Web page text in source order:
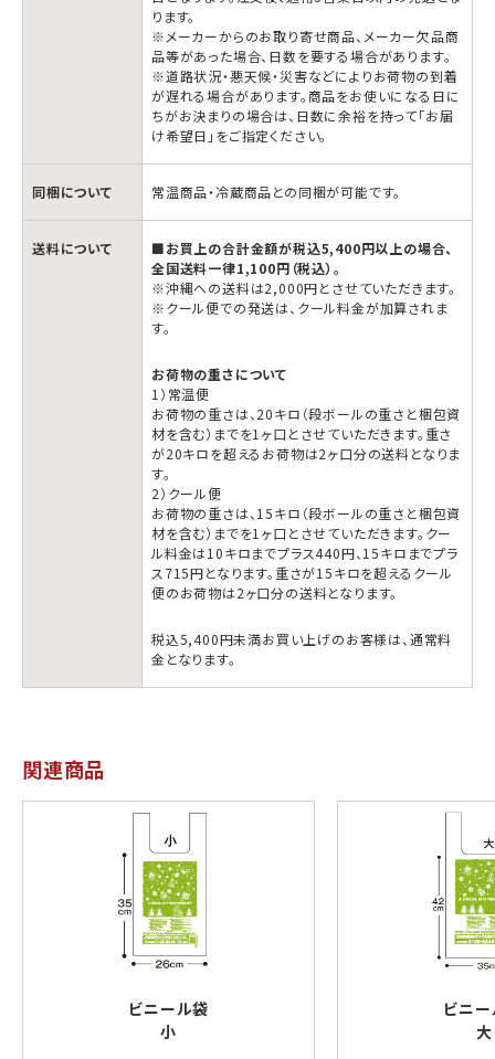
量
を
減
ら
す
量
を
増
や
す
ります。
※メーカーからのお取り寄せ商品、メーカー欠品商
品等があった場合、日数を要する場合があります。
※道路状況・悪天候・災害などによりお荷物の到着
が遅れる場合があります。商品をお使いになる日に
ちがお決まりの場合は、日数に余裕を持って「お届
け希望日」をご指定ください。
同梱について 常温商品・冷蔵商品との同梱が可能です。
送料について
■お買上の合計金額が税込5,400円以上の場合、
全国送料一律1,100円（税込）。
※沖縄への送料は2,000円とさせていただきます。
※クール便での発送は、クール料金が加算されま
す。
お荷物の重さについて
1）常温便
お荷物の重さは、20キロ（段ボールの重さと梱包資
材を含む）までを1ヶ口とさせていただきます。重さ
が20キロを超えるお荷物は2ヶ口分の送料となりま
す。
2）クール便
お荷物の重さは、15キロ（段ボールの重さと梱包資
材を含む）までを1ヶ口とさせていただきます。クー
ル料金は10キロまでプラス440円、15キロまでプラ
ス715円となります。重さが15キロを超えるクール
便のお荷物は2ヶ口分の送料となります。
税込5,400円未満お買い上げのお客様は、通常料
金となります。
関連商品
ビニール袋
小
ビニ
大